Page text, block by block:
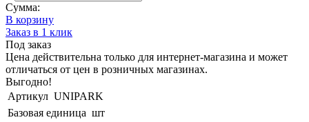
Сумма:
В корзину
Заказ в 1 клик
Под заказ
Цена действительна только для интернет-магазина и может
отличаться от цен в розничных магазинах.
Выгодно!
Артикул UNIPARK
Базовая единица шт